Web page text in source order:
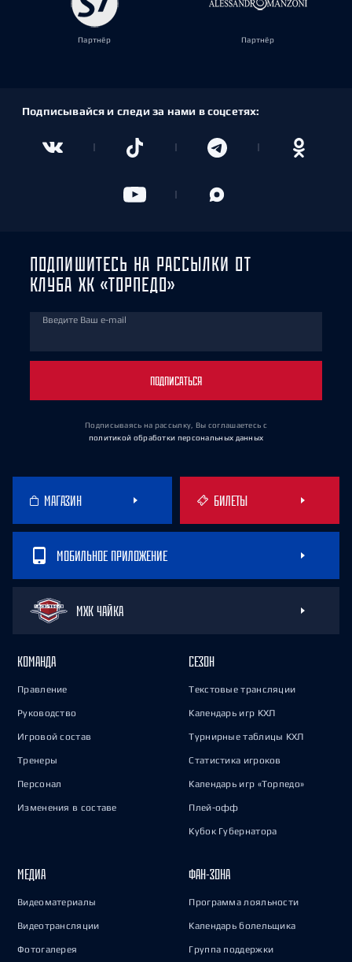
Партнёр Партнёр
Подписывайся и следи за нами в соцсетях:
ПОДПИШИТЕСЬ НА РАССЫЛКИ ОТ
КЛУБА ХК «ТОРПЕДО»
Введите Ваш e-mail
ПОДПИСАТЬСЯ
Подписываясь на рассылку, Вы соглашаетесь с
политикой обработки персональных данных
МАГАЗИН БИЛЕТЫ
МОБИЛЬНОЕ ПРИЛОЖЕНИЕ
МХК ЧАЙКА
КОМАНДА
Правление
Руководство
Игровой состав
Тренеры
Персонал
Изменения в составе
СЕЗОН
Текстовые трансляции
Календарь игр КХЛ
Турнирные таблицы КХЛ
Статистика игроков
Календарь игр «Торпедо»
Плей-офф
Кубок Губернатора
МЕДИА
Видеоматериалы
Видеотрансляции
Фотогалерея
ФАН-ЗОНА
Программа лояльности
Календарь болельщика
Группа поддержки